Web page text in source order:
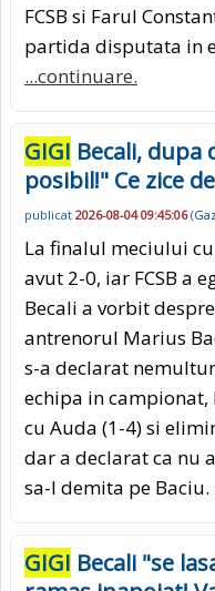
FCSB si Farul
partida disputata in
...continuare.
GIGI Becali, dupa
posibil!" Ce zice
publicat 2026-08-04 09:45:06(
La finalul meciului
avut 2-0, iar FCSB a
Becali a vorbit
antrenorul Marius
s-a declarat
echipa in
cu Auda (1-4) si
dar a declarat ca nu
sa-l demita pe Baciu.
GIGI Becali "se